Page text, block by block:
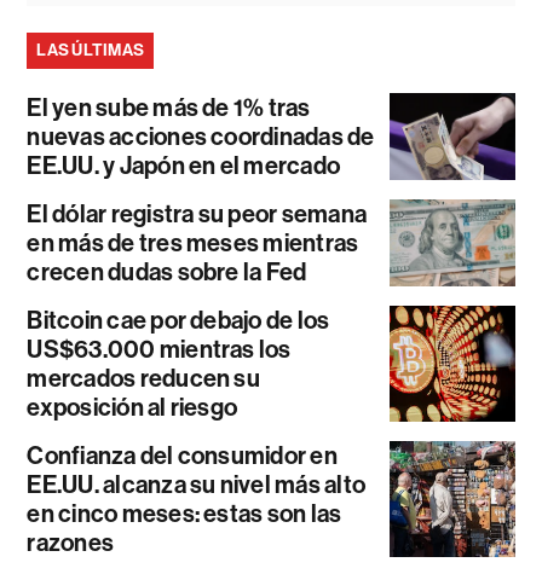
LAS ÚLTIMAS
El yen sube más de 1% tras
nuevas acciones coordinadas de
EE.UU. y Japón en el mercado
El dólar registra su peor semana
en más de tres meses mientras
crecen dudas sobre la Fed
Bitcoin cae por debajo de los
US$63.000 mientras los
mercados reducen su
exposición al riesgo
Confianza del consumidor en
EE.UU. alcanza su nivel más alto
en cinco meses: estas son las
razones